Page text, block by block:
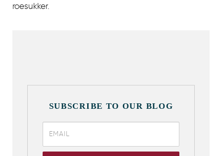
roesukker.
SUBSCRIBE TO OUR BLOG